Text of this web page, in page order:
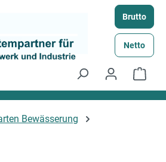
Brutto
Netto
Bewässerung